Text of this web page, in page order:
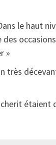
le haut
des
»
très
étaient